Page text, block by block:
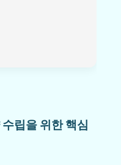
립을 위한 핵심